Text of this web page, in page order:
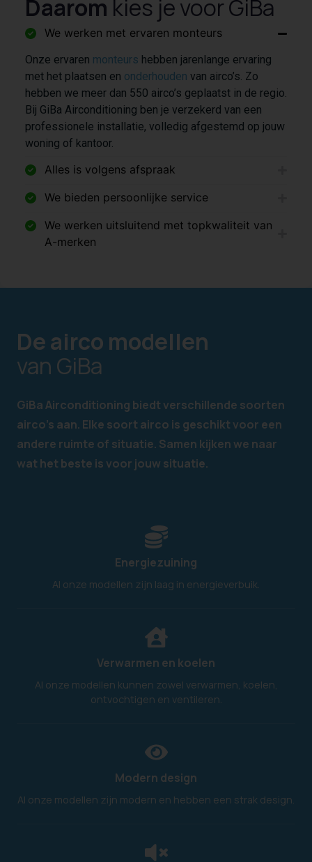
Daarom kies je voor GiBa
We werken met ervaren monteurs
Onze ervaren monteurs hebben jarenlange ervaring
met het plaatsen en onderhouden van airco’s. Zo
hebben we meer dan 550 airco’s geplaatst in de regio.
Bij GiBa Airconditioning ben je verzekerd van een
professionele installatie, volledig afgestemd op jouw
woning of kantoor.
Alles is volgens afspraak
We bieden persoonlijke service
We werken uitsluitend met topkwaliteit van
A-merken
De airco modellen
van GiBa
GiBa Airconditioning biedt verschillende soorten
airco’s aan. Elke soort airco is geschikt voor een
andere ruimte of situatie. Samen kijken we naar
wat het beste is voor jouw situatie.
Energiezuining
Al onze modellen zijn laag in energieverbuik.
Verwarmen en koelen
Al onze modellen kunnen zowel verwarmen, koelen,
ontvochtigen en ventileren.
Modern design
Al onze modellen zijn modern en hebben een strak design.